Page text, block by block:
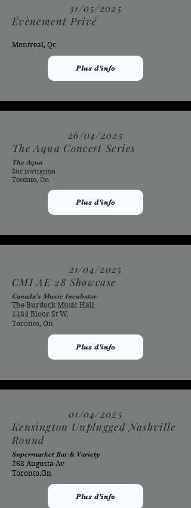
31/05/2025
Évènement Privé
Montreal, Qc
Plus d'info
26/04/2025
The Aqua Concert Series
The Aqua
Sur invitation
Toronto, On
Plus d'info
21/04/2025
CMI AE 28 Showcase
Canada's Music Incubator
The Burdock Music Hall
1184 Bloor St W,
Toronto, On
Plus d'info
01/04/2025
Kensington Unplugged Nashville
Round
Supermarket Bar & Variety
268 Augusta Av
Toronto,On
Plus d'info